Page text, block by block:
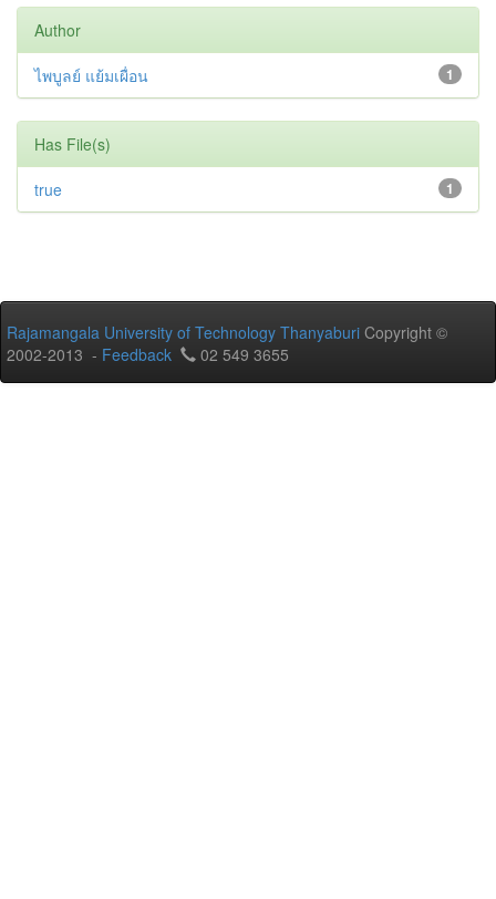
Author
1
ไพบูลย์ แย้มเผื่อน
Has File(s)
1
true
Rajamangala University of Technology Thanyaburi Copyright ©
2002-2013 - Feedback 02 549 3655